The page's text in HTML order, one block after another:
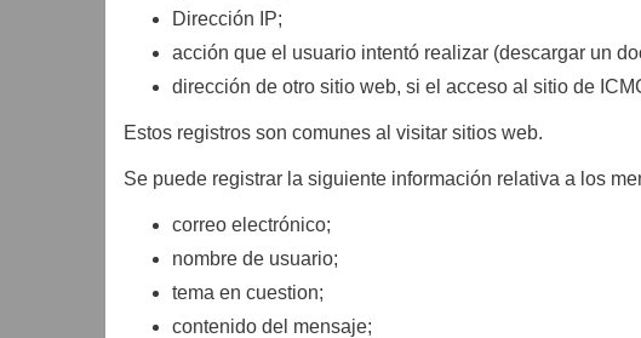
Dirección IP;
acción que el usuario intentó realizar (descargar un
dirección de otro sitio web, si el acceso al sitio de
Estos registros son comunes al visitar sitios web.
Se puede registrar la siguiente información relativa a los
correo electrónico;
nombre de usuario;
tema en cuestion;
contenido del mensaje;